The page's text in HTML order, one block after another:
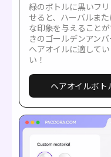
緑のボトルに黒いフ
せると、ハーバルま
な印象を与えること
きのゴールデンアン
ヘアオイルに適して
い！
ヘアオイルボト